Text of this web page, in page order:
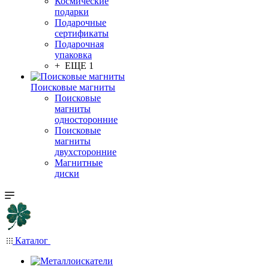
подарки
Подарочные
сертификаты
Подарочная
упаковка
+ ЕЩЕ 1
Поисковые магниты
Поисковые
магниты
односторонние
Поисковые
магниты
двухсторонние
Магнитные
диски
Каталог